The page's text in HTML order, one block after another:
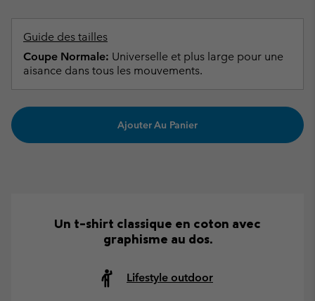
Guide des tailles
Coupe Normale: Universelle et plus large pour une
aisance dans tous les mouvements.
Ajouter Au Panier
Un t-shirt classique en coton avec
graphisme au dos.
Lifestyle outdoor